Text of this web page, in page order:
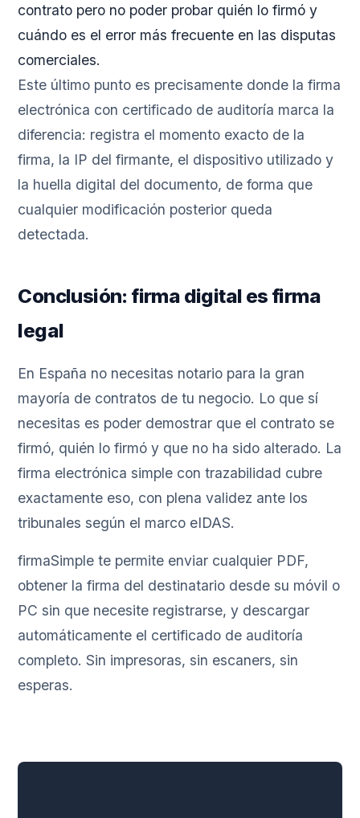
contrato pero no poder probar quién lo firmó y
cuándo es el error más frecuente en las disputas
comerciales.
Este último punto es precisamente donde la firma
electrónica con certificado de auditoría marca la
diferencia: registra el momento exacto de la
firma, la IP del firmante, el dispositivo utilizado y
la huella digital del documento, de forma que
cualquier modificación posterior queda
detectada.
Conclusión: firma digital es firma
legal
En España no necesitas notario para la gran
mayoría de contratos de tu negocio. Lo que sí
necesitas es poder demostrar que el contrato se
firmó, quién lo firmó y que no ha sido alterado. La
firma electrónica simple con trazabilidad cubre
exactamente eso, con plena validez ante los
tribunales según el marco eIDAS.
firmaSimple te permite enviar cualquier PDF,
obtener la firma del destinatario desde su móvil o
PC sin que necesite registrarse, y descargar
automáticamente el certificado de auditoría
completo. Sin impresoras, sin escaners, sin
esperas.